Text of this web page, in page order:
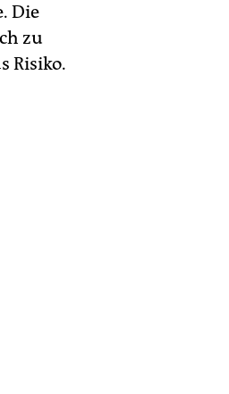
Die
zu
Risiko.